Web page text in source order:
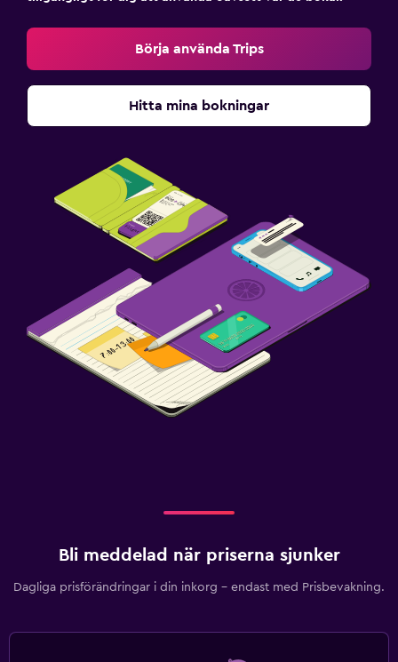
Börja använda Trips
Hitta mina bokningar
Bli meddelad när priserna sjunker
Dagliga prisförändringar i din inkorg – endast med Prisbevakning.